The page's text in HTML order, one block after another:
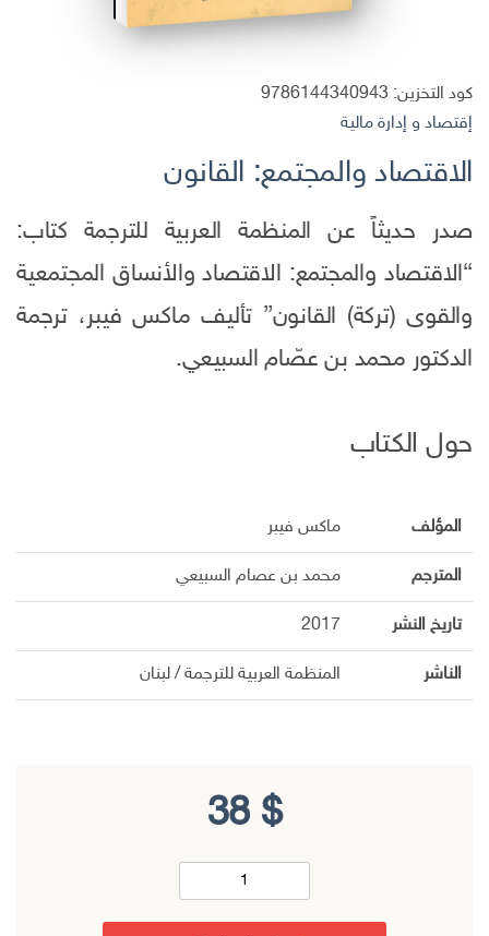
كود التخزين: 9786144340943
إقتصاد و إدارة مالية
الاقتصاد والمجتمع: القانون
صدر حديثاً عن المنظمة العربية للترجمة كتاب:
“الاقتصاد والمجتمع: الاقتصاد والأنساق المجتمعية
والقوى (تركة) القانون” تأليف ماكس فيبر، ترجمة
الدكتور محمد بن عصّام السبيعي.
حول الكتاب
المؤلف ماكس فيبر
المترجم محمد بن عصام السبيعي
تاريخ النشر 2017
الناشر المنظمة العربية للترجمة / لبنان
38 $